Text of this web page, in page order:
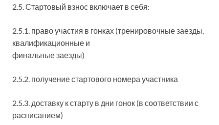
2.5. Стартовый взнос включает в себя:
2.5.1. право участия в гонках (тренировочные заезды,
квалификационные и
финальные заезды)
2.5.2. получение стартового номера участника
2.5.3. доставку к старту в дни гонок (в соответствии с
расписанием)